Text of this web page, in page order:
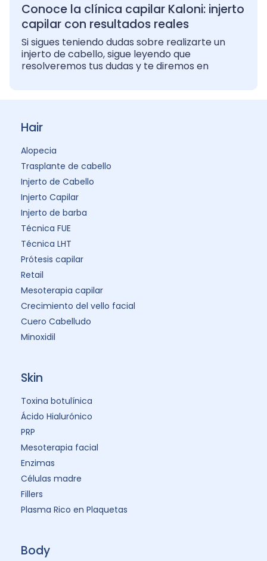
Conoce la clínica capilar Kaloni: injerto
capilar con resultados reales
Si sigues teniendo dudas sobre realizarte un
injerto de cabello, sigue leyendo que
resolveremos tus dudas y te diremos en
Hair
Alopecia
Trasplante de cabello
Injerto de Cabello
Injerto Capilar
Injerto de barba
Técnica FUE
Técnica LHT
Prótesis capilar
Retail
Mesoterapia capilar
Crecimiento del vello facial
Cuero Cabelludo
Minoxidil
Skin
Toxina botulínica
Ácido Hialurónico
PRP
Mesoterapia facial
Enzimas
Células madre
Fillers
Plasma Rico en Plaquetas
Body